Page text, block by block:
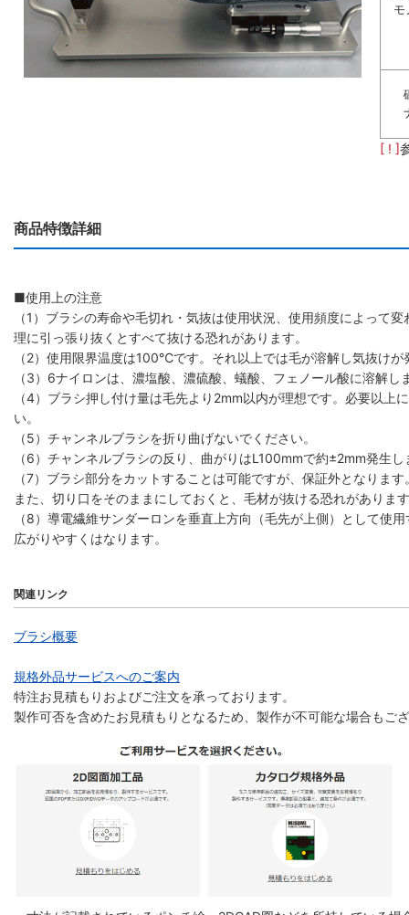
モ
[ ! ]
商品特徴詳細
■使用上の注意
（1）ブラシの寿命や毛切れ・気抜は使用状況、使用頻度によって
理に引っ張り抜くとすべて抜ける恐れがあります。
（2）使用限界温度は100℃です。それ以上では毛が溶解し気抜けが
（3）6ナイロンは、濃塩酸、濃硫酸、蟻酸、フェノール酸に溶解し
（4）ブラシ押し付け量は毛先より2mm以内が理想です。必要以上
い。
（5）チャンネルブラシを折り曲げないでください。
（6）チャンネルブラシの反り、曲がりはL100mmで約±2mm発生し
（7）ブラシ部分をカットすることは可能ですが、保証外となります
また、切り口をそのままにしておくと、毛材が抜ける恐れがありま
（8）導電繊維サンダーロンを垂直上方向（毛先が上側）として使
広がりやすくはなります。
関連リンク
ブラシ概要
規格外品サービスへのご案内
特注お見積もりおよびご注文を承っております。
製作可否を含めたお見積もりとなるため、製作が不可能な場合もご